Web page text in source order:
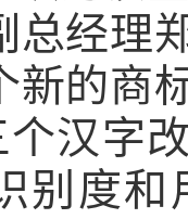
经理郑
新的商
个汉字
别度